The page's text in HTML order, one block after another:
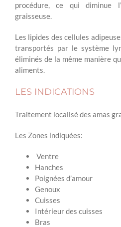
procédure, ce qui diminue
graisseuse.
Les lipides des cellules
transportés par le système
éliminés de la même manière
aliments.
LES INDICATIONS
Traitement localisé des amas
Les Zones indiquées:
Ventre
Hanches
Poignées d’amour
Genoux
Cuisses
Intérieur des cuisses
Bras